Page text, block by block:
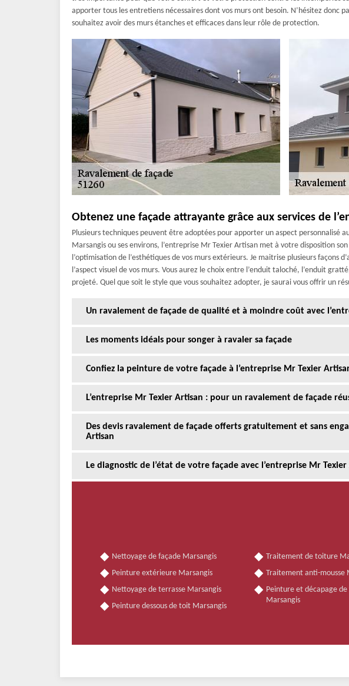
apporter tous les entretiens nécessaires dont vos murs ont besoin. N’hésitez donc
souhaitez avoir des murs étanches et efficaces dans leur rôle de protection.
Obtenez une façade attrayante grâce aux services de
Plusieurs techniques peuvent être adoptées pour apporter un aspect personnalisé
Marsangis ou ses environs, l’entreprise Mr Texier Artisan met à votre disposition
l’optimisation de l’esthétiques de vos murs extérieurs. Je maitrise plusieurs façons
l’aspect visuel de vos murs. Vous aurez le choix entre l’enduit taloché, l’enduit
projeté. Quel que soit le style que vous souhaitez adopter, je saurai vous offrir un
Un ravalement de façade de qualité et à moindre coût avec
Les moments idéals pour songer à ravaler sa façade
Confiez la peinture de votre façade à l’entreprise Mr Texier
L’entreprise Mr Texier Artisan : pour un ravalement de façade
Des devis ravalement de façade offerts gratuitement et sans
Artisan
Le diagnostic de l’état de votre façade avec l’entreprise Mr
Nettoyage de façade Marsangis
Peinture extérieure Marsangis
Nettoyage de terrasse Marsangis
Peinture dessous de toit Marsangis
Traitement de toiture
Traitement anti-mousse
Peinture et décapage
Marsangis